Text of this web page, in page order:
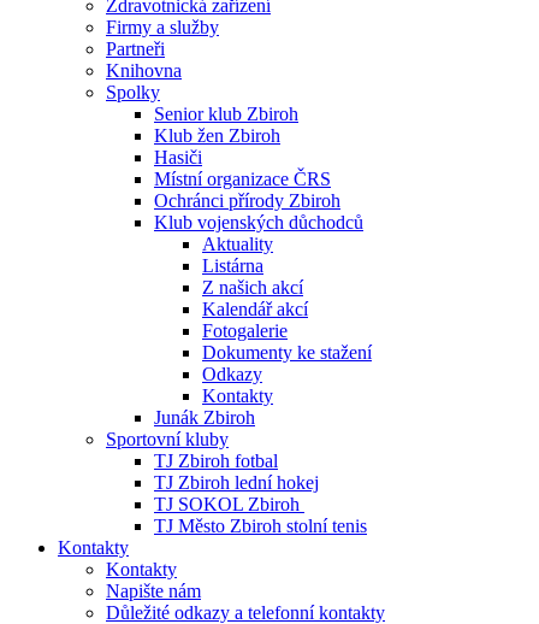
Zdravotnická zařízení
Firmy a služby
Partneři
Knihovna
Spolky
Senior klub Zbiroh
Klub žen Zbiroh
Hasiči
Místní organizace ČRS
Ochránci přírody Zbiroh
Klub vojenských důchodců
Aktuality
Listárna
Z našich akcí
Kalendář akcí
Fotogalerie
Dokumenty ke stažení
Odkazy
Kontakty
Junák Zbiroh
Sportovní kluby
TJ Zbiroh fotbal
TJ Zbiroh lední hokej
TJ SOKOL Zbiroh
TJ Město Zbiroh stolní tenis
Kontakty
Kontakty
Napište nám
Důležité odkazy a telefonní kontakty